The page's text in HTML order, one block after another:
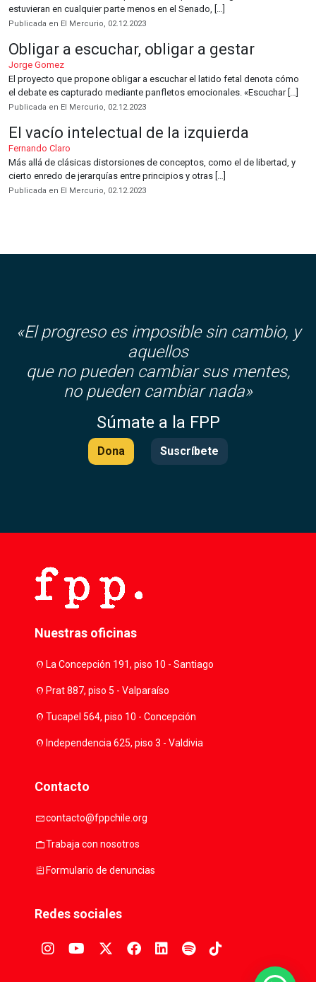
estuvieran en cualquier parte menos en el Senado, […]
Publicada en El Mercurio, 02.12.2023
Obligar a escuchar, obligar a gestar
Jorge Gomez
El proyecto que propone obligar a escuchar el latido fetal denota cómo
el debate es capturado mediante panfletos emocionales. «Escuchar […]
Publicada en El Mercurio, 02.12.2023
El vacío intelectual de la izquierda
Fernando Claro
Más allá de clásicas distorsiones de conceptos, como el de libertad, y
cierto enredo de jerarquías entre principios y otras […]
Publicada en El Mercurio, 02.12.2023
«El progreso es imposible sin cambio, y
aquellos
que no pueden cambiar sus mentes,
no pueden cambiar nada»
Súmate a la FPP
Dona Suscríbete
Nuestras oficinas
location_onLa Concepción 191, piso 10 - Santiago
location_onPrat 887, piso 5 - Valparaíso
location_onTucapel 564, piso 10 - Concepción
location_onIndependencia 625, piso 3 - Valdivia
Contacto
mailcontacto@fppchile.org
workTrabaja con nosotros
assignmentFormulario de denuncias
Redes sociales